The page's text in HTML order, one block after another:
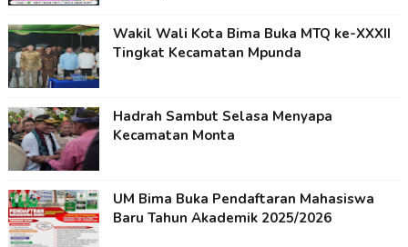
Wakil Wali Kota Bima Buka MTQ ke-XXXII
Tingkat Kecamatan Mpunda
Hadrah Sambut Selasa Menyapa
Kecamatan Monta
UM Bima Buka Pendaftaran Mahasiswa
Baru Tahun Akademik 2025/2026